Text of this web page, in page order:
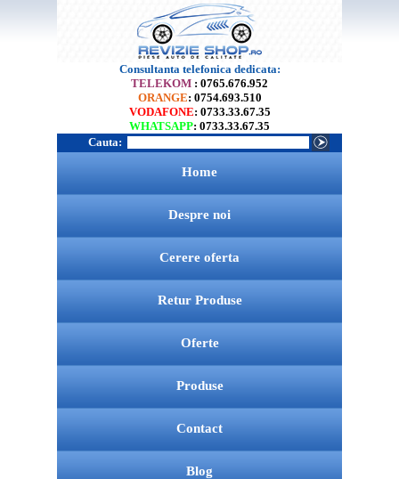
Consultanta telefonica dedicata:
TELEKOM : 0765.676.952
ORANGE: 0754.693.510
VODAFONE: 0733.33.67.35
WHATSAPP: 0733.33.67.35
Cauta:
Home
Despre noi
Cerere oferta
Retur Produse
Oferte
Produse
Contact
Blog